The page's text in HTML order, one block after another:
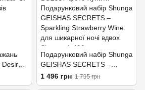
Подарунковий набір Shunga
GEISHAS SECRETS –
Sparkling Strawberry Wine:
для шикарної ночі вдвох
1 496 грн 1 795 грн